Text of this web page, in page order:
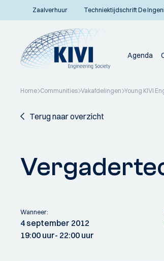
Zaalverhuur Techniektijdschrift De
Agenda
Home Communities Vakafdelingen Young KIVI
Terug naar overzicht
Wanneer:
4 september 2012
19:00 uur- 22:00 uur